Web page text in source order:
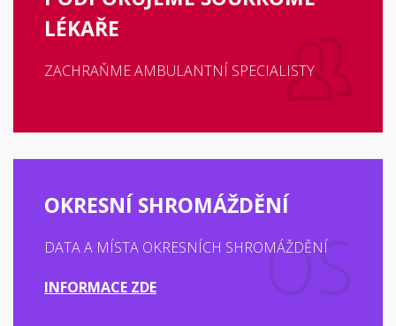
LÉKAŘE
ZACHRAŇME AMBULANTNÍ SPECIALISTY
OKRESNÍ SHROMÁŽDĚNÍ
DATA A MÍSTA OKRESNÍCH SHROMÁŽDĚNÍ
INFORMACE ZDE